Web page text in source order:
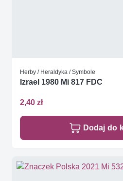
Herby / Heraldyka / Symbole
Izrael 1980 Mi 817 FDC
2,40 zł
Dodaj do